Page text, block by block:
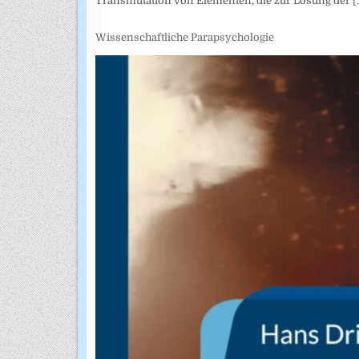
Wissenschaftliche Parapsychologie